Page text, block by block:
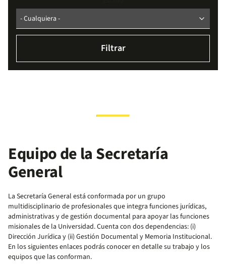
Equipo de la Secretaría
General
La Secretaría General está conformada por un grupo
multidisciplinario de profesionales que integra funciones jurídicas,
administrativas y de gestión documental para apoyar las funciones
misionales de la Universidad. Cuenta con dos dependencias: (i)
Dirección Jurídica y (ii) Gestión Documental y Memoria Institucional.
En los siguientes enlaces podrás conocer en detalle su trabajo y los
equipos que las conforman.